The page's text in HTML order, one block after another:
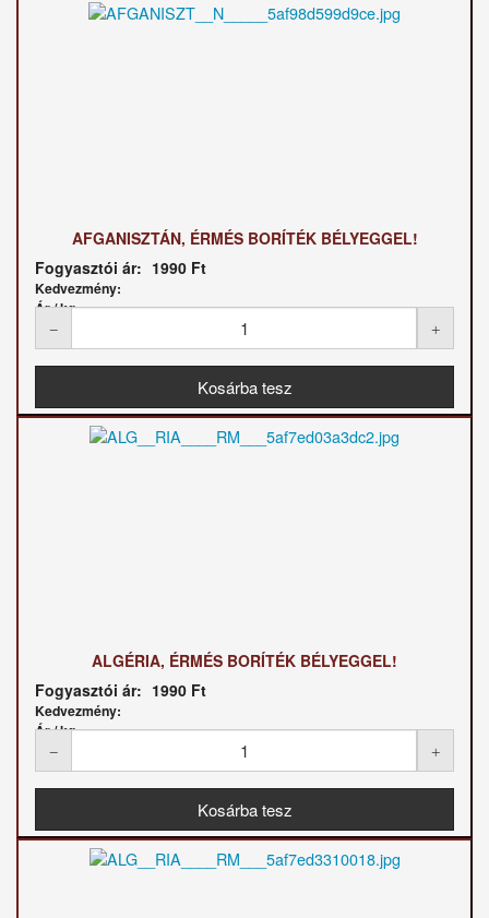
AFGANISZTÁN, ÉRMÉS BORÍTÉK BÉLYEGGEL!
Fogyasztói ár: 1990 Ft
Kedvezmény:
Ár / kg:
ALGÉRIA, ÉRMÉS BORÍTÉK BÉLYEGGEL!
Fogyasztói ár: 1990 Ft
Kedvezmény:
Ár / kg: